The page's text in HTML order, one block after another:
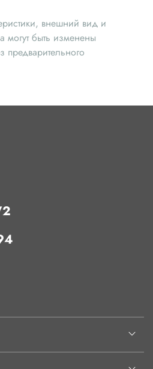
внешний вид и
могут быть изменены
предварительного